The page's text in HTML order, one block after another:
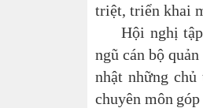
triệt, triển khai
Hội nghị tập
ngũcán bộ
nhật những
chuyên môn